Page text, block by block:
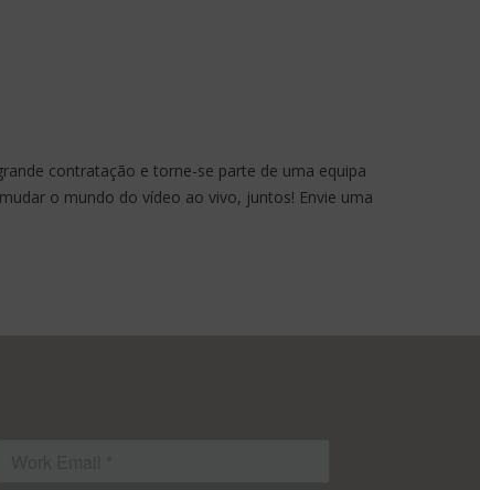
contratação e torne-se parte de uma equipa
o mundo do vídeo ao vivo, juntos! Envie uma